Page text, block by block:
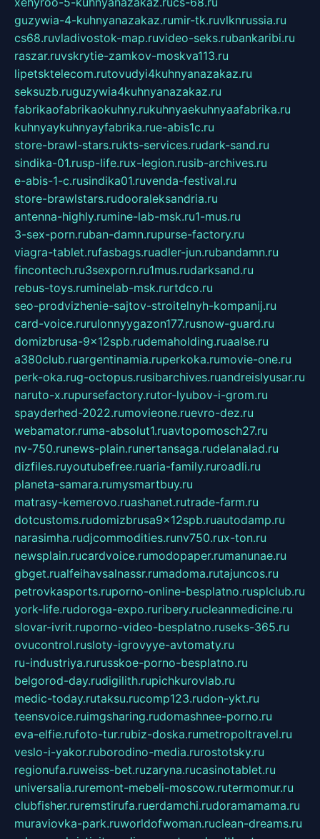
guzywia-4-kuhnyanazakaz.rumir-tk.ruvlknrussia.ru
cs68.ruvladivostok-map.ruvideo-seks.rubankaribi.ru
raszar.ruvskrytie-zamkov-moskva113.ru
lipetsktelecom.rutovudyi4kuhnyanazakaz.ru
seksuzb.ruguzywia4kuhnyanazakaz.ru
fabrikaofabrikaokuhny.rukuhnyaekuhnyaafabrika.ru
kuhnyaykuhnyayfabrika.rue-abis1c.ru
store-brawl-stars.rukts-services.rudark-sand.ru
sindika-01.rusp-life.rux-legion.rusib-archives.ru
e-abis-1-c.rusindika01.ruvenda-festival.ru
store-brawlstars.rudooraleksandria.ru
antenna-highly.rumine-lab-msk.ru1-mus.ru
3-sex-porn.ruban-damn.rupurse-factory.ru
viagra-tablet.rufasbags.ruadler-jun.rubandamn.ru
fincontech.ru3sexporn.ru1mus.rudarksand.ru
rebus-toys.ruminelab-msk.rurtdco.ru
seo-prodvizhenie-sajtov-stroitelnyh-kompanij.ru
card-voice.rurulonnyygazon177.rusnow-guard.ru
domizbrusa-9x12spb.rudemaholding.ruaalse.ru
a380club.ruargentinamia.ruperkoka.rumovie-one.ru
perk-oka.rug-octopus.rusibarchives.ruandreislyusar.ru
naruto-x.rupursefactory.rutor-lyubov-i-grom.ru
spayderhed-2022.rumovieone.ruevro-dez.ru
webamator.ruma-absolut1.ruavtopomosch27.ru
nv-750.runews-plain.runertansaga.rudelanalad.ru
dizfiles.ruyoutubefree.ruaria-family.ruroadli.ru
planeta-samara.rumysmartbuy.ru
matrasy-kemerovo.ruashanet.rutrade-farm.ru
dotcustoms.rudomizbrusa9x12spb.ruautodamp.ru
narasimha.rudjcommodities.runv750.rux-ton.ru
newsplain.rucardvoice.rumodopaper.rumanunae.ru
gbget.rualfeihavsalnassr.rumadoma.rutajuncos.ru
petrovkasports.ruporno-online-besplatno.rusplclub.ru
york-life.rudoroga-expo.ruribery.rucleanmedicine.ru
slovar-ivrit.ruporno-video-besplatno.ruseks-365.ru
ovucontrol.rusloty-igrovyye-avtomaty.ru
ru-industriya.rurusskoe-porno-besplatno.ru
belgorod-day.rudigilith.rupichkurovlab.ru
medic-today.rutaksu.rucomp123.rudon-ykt.ru
teensvoice.ruimgsharing.rudomashnee-porno.ru
eva-elfie.rufoto-tur.rubiz-doska.rumetropoltravel.ru
veslo-i-yakor.ruborodino-media.rurostotsky.ru
regionufa.ruweiss-bet.ruzaryna.rucasinotablet.ru
universalia.ruremont-mebeli-moscow.rutermomur.ru
clubfisher.ruremstirufa.ruerdamchi.rudoramamama.ru
muraviovka-park.ruworldofwoman.ruclean-dreams.ru